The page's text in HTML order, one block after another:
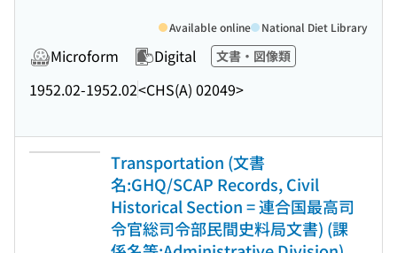
Microform Digital 文書・図像類
1952.02-1952.02<CHS(A) 02049>
Available online National Diet Library
Transportation (文書
名:GHQ/SCAP Records, Civil
Historical Section = 連合国最高司
令官総司令部民間史料局文書) (課